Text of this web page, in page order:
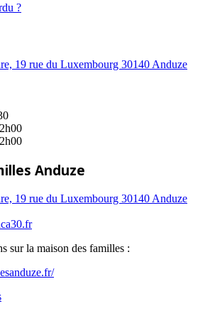
?
19 rue du Luxembourg 30140 Anduze
Anduze
19 rue du Luxembourg 30140 Anduze
sur la maison des familles :